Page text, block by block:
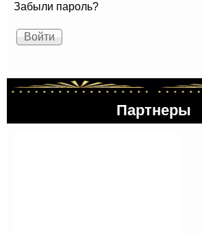
Забыли пароль?
Партнеры